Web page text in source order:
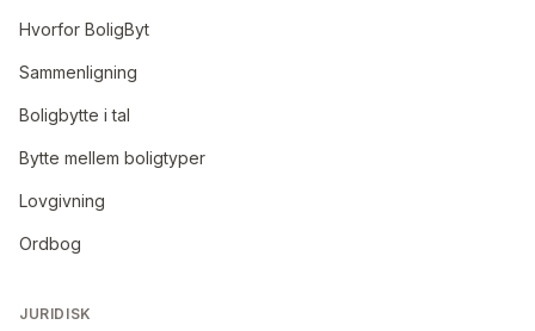
Hvorfor BoligByt
Sammenligning
Boligbytte i tal
Bytte mellem boligtyper
Lovgivning
Ordbog
JURIDISK